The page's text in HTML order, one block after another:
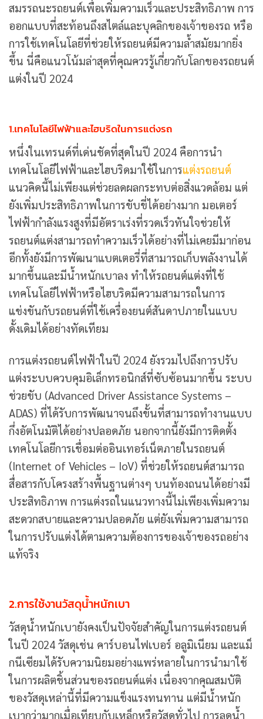
สมรรถนะรถยนต์เพื่อเพิ่มความเร็วและประสิทธิภาพ การ
ออกแบบที่สะท้อนถึงสไตล์และบุคลิกของเจ้าของรถ หรือ
การใช้เทคโนโลยีที่ช่วยให้รถยนต์มีความล้ำสมัยมากยิ่ง
ขึ้น นี่คือแนวโน้มล่าสุดที่คุณควรรู้เกี่ยวกับโลกของรถยนต์
แต่งในปี 2024
1.เทคโนโลยีไฟฟ้าและไฮบริดในการแต่งรถ
หนึ่งในเทรนด์ที่เด่นชัดที่สุดในปี 2024 คือการนำ
เทคโนโลยีไฟฟ้าและไฮบริดมาใช้ในการแต่งรถยนต์
แนวคิดนี้ไม่เพียงแต่ช่วยลดผลกระทบต่อสิ่งแวดล้อม แต่
ยังเพิ่มประสิทธิภาพในการขับขี่ได้อย่างมาก มอเตอร์
ไฟฟ้ากำลังแรงสูงที่มีอัตราเร่งที่รวดเร็วทันใจช่วยให้
รถยนต์แต่งสามารถทำความเร็วได้อย่างที่ไม่เคยมีมาก่อน
อีกทั้งยังมีการพัฒนาแบตเตอรี่ที่สามารถเก็บพลังงานได้
มากขึ้นและมีน้ำหนักเบาลง ทำให้รถยนต์แต่งที่ใช้
เทคโนโลยีไฟฟ้าหรือไฮบริดมีความสามารถในการ
แข่งขันกับรถยนต์ที่ใช้เครื่องยนต์สันดาปภายในแบบ
ดั้งเดิมได้อย่างทัดเทียม
การแต่งรถยนต์ไฟฟ้าในปี 2024 ยังรวมไปถึงการปรับ
แต่งระบบควบคุมอิเล็กทรอนิกส์ที่ซับซ้อนมากขึ้น ระบบ
ช่วยขับ (Advanced Driver Assistance Systems –
ADAS) ที่ได้รับการพัฒนาจนถึงขั้นที่สามารถทำงานแบบ
กึ่งอัตโนมัติได้อย่างปลอดภัย นอกจากนี้ยังมีการติดตั้ง
เทคโนโลยีการเชื่อมต่ออินเทอร์เน็ตภายในรถยนต์
(Internet of Vehicles – IoV) ที่ช่วยให้รถยนต์สามารถ
สื่อสารกับโครงสร้างพื้นฐานต่างๆ บนท้องถนนได้อย่างมี
ประสิทธิภาพ การแต่งรถในแนวทางนี้ไม่เพียงเพิ่มความ
สะดวกสบายและความปลอดภัย แต่ยังเพิ่มความสามารถ
ในการปรับแต่งได้ตามความต้องการของเจ้าของรถอย่าง
แท้จริง
2.การใช้งานวัสดุน้ำหนักเบา
วัสดุน้ำหนักเบายังคงเป็นปัจจัยสำคัญในการแต่งรถยนต์
ในปี 2024 วัสดุเช่น คาร์บอนไฟเบอร์ อลูมิเนียม และแม็
กนีเซียมได้รับความนิยมอย่างแพร่หลายในการนำมาใช้
ในการผลิตชิ้นส่วนของรถยนต์แต่ง เนื่องจากคุณสมบัติ
ของวัสดุเหล่านี้ที่มีความแข็งแรงทนทาน แต่มีน้ำหนัก
เบากว่ามากเมื่อเทียบกับเหล็กหรือวัสดุทั่วไป การลดน้ำ